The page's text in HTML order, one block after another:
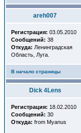
areh007
Регистрация: 03.05.2010
Сообщений: 38
Откуда: Ленинградская
Область, Луга.
В начало страницы
Dick 4Lens
Регистрация: 18.02.2010
Сообщений: 30
Откуда: from Myanus